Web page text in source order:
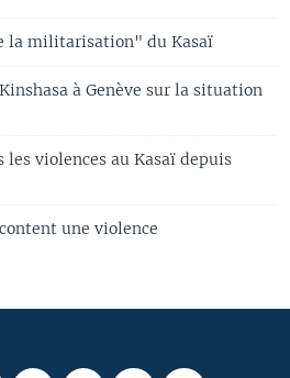
la militarisation" du Kasaï
à Genève sur la situation
les violences au Kasaï depuis
une violence